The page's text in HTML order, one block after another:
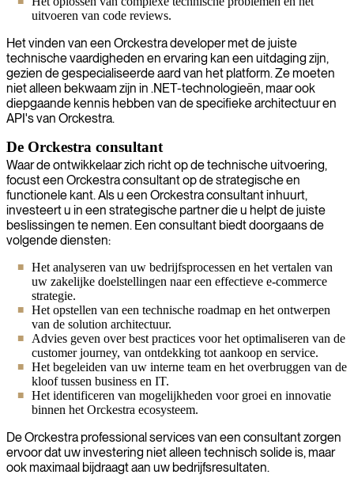
uitvoeren van code reviews.
Het vinden van een Orckestra developer met de juiste
technische vaardigheden en ervaring kan een uitdaging zijn,
gezien de gespecialiseerde aard van het platform. Ze moeten
niet alleen bekwaam zijn in .NET-technologieën, maar ook
diepgaande kennis hebben van de specifieke architectuur en
API's van Orckestra.
De Orckestra consultant
Waar de ontwikkelaar zich richt op de technische uitvoering,
focust een Orckestra consultant op de strategische en
functionele kant. Als u een Orckestra consultant inhuurt,
investeert u in een strategische partner die u helpt de juiste
beslissingen te nemen. Een consultant biedt doorgaans de
volgende diensten:
Het analyseren van uw bedrijfsprocessen en het vertalen van
uw zakelijke doelstellingen naar een effectieve e-commerce
strategie.
Het opstellen van een technische roadmap en het ontwerpen
van de solution architectuur.
Advies geven over best practices voor het optimaliseren van de
customer journey, van ontdekking tot aankoop en service.
Het begeleiden van uw interne team en het overbruggen van de
kloof tussen business en IT.
Het identificeren van mogelijkheden voor groei en innovatie
binnen het Orckestra ecosysteem.
De Orckestra professional services van een consultant zorgen
ervoor dat uw investering niet alleen technisch solide is, maar
ook maximaal bijdraagt aan uw bedrijfsresultaten.